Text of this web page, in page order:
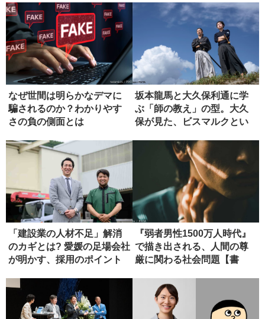
なぜ世間は明らかなデマに
騙されるのか？わかりやす
さの負の側面とは
坂本龍馬と大久保利通に学
ぶ「師の教え」の型。大久
保が見た、ビスマルクとい
「建設業の人材不足」解消
のカギとは? 愛媛の足場会社
が明かす、採用のポイント
『弱者男性1500万人時代』
で描き出される、人間の尊
厳に関わる社会問題【書